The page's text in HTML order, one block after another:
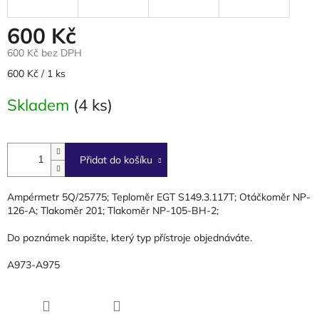
600 Kč
600 Kč bez DPH
Měrná
600 Kč / 1 ks
Skladem (4 ks)
Přidat do košíku
Ampérmetr 5Q/25775; Teploměr EGT S149.3.117T; Otáčkoměr NP-
126-A; Tlakoměr 201; Tlakoměr NP-105-BH-2;
Do poznámek napište, který typ přístroje objednáváte.
A973-A975